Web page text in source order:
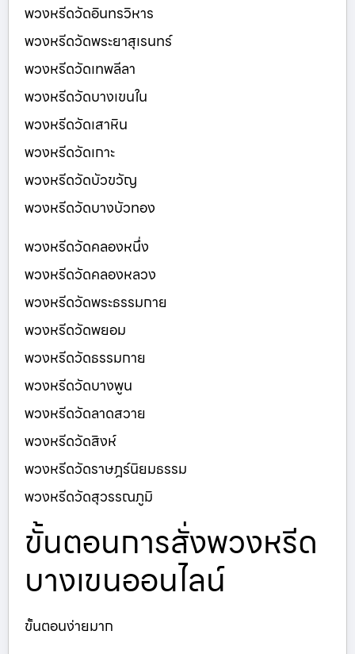
พวงหรีดวัดอินทรวิหาร
พวงหรีดวัดพระยาสุเรนทร์
พวงหรีดวัดเทพลีลา
พวงหรีดวัดบางเขนใน
พวงหรีดวัดเสาหิน
พวงหรีดวัดเกาะ
พวงหรีดวัดบัวขวัญ
พวงหรีดวัดบางบัวทอง
พวงหรีดวัดคลองหนึ่ง
พวงหรีดวัดคลองหลวง
พวงหรีดวัดพระธรรมกาย
พวงหรีดวัดพยอม
พวงหรีดวัดธรรมกาย
พวงหรีดวัดบางพูน
พวงหรีดวัดลาดสวาย
พวงหรีดวัดสิงห์
พวงหรีดวัดราษฎร์นิยมธรรม
พวงหรีดวัดสุวรรณภูมิ
ขั้นตอนการสั่งพวงหรีด
บางเขนออนไลน์
ขั้นตอนง่ายมาก